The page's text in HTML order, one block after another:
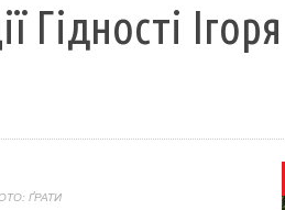
Гідності
ҐРАТИ